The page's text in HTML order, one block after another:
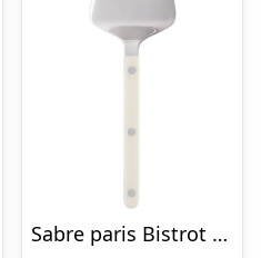
Sabre paris Bistrot Solid kagespade 27 cm, ivory